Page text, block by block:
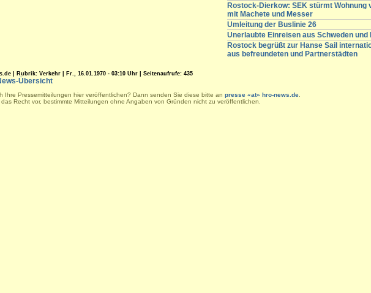
Rostock-Dierkow: SEK stürmt Wohnung
mit Machete und Messer
Umleitung der Buslinie 26
Unerlaubte Einreisen aus Schweden und
Rostock begrüßt zur Hanse Sail
aus befreundeten und Partnerstädten
| Rubrik: Verkehr | Fr., 16.01.1970 - 03:10 Uhr | Seitenaufrufe: 435
Übersicht
Ihre Pressemitteilungen hier veröffentlichen? Dann senden Sie diese bitte an presse «at» hro-news.de
Recht vor, bestimmte Mitteilungen ohne Angaben von Gründen nicht zu veröffentlichen.